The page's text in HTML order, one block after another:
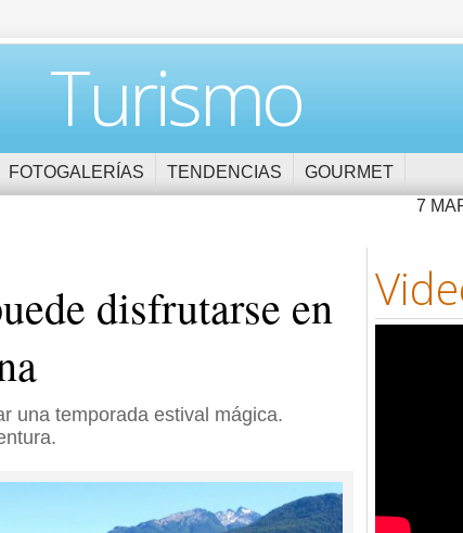
Turismo
FOTOGALERÍAS TENDENCIAS
GOURMET
7
disfrutarse en
una temporada estival mágica.